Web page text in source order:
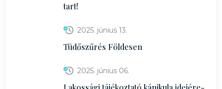
tart!
2025. június 13.
Tüdőszűrés Földesen
2025. június 06.